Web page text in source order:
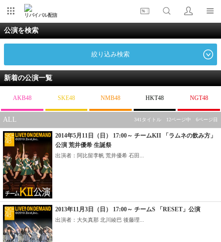
リバイバル配信
公演を検索
絞り込み検索
新着の公演一覧
AKB48 SKE48 NMB48 HKT48 NGT48
ALL 341タイトル 12ページ中 6ページ目
2014年5月11日（日） 17:00～ チームKII 「ラムネの飲み方」
公演 荒井優希 生誕祭
出演者：阿比留李帆 荒井優希 石田...
2013年11月3日（日） 17:00～ チームS 「RESET」公演
出演者：大矢真那 北川綾巴 後藤理...